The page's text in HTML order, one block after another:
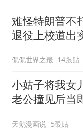
难怪特朗普不
退役上校道出
侃侃世界之最 14跟贴
小姑子将我女
老公撞见后当
天鹅漫画说 5跟贴